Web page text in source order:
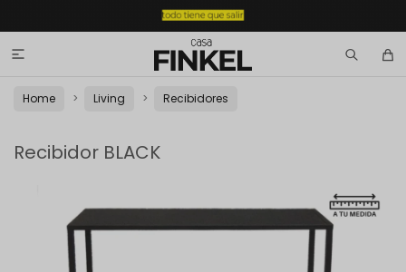

Home Living Recibidores
Recibidor BLACK